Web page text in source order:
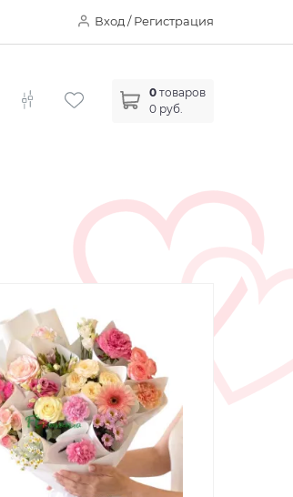
Вход / Регистрация
0 товаров
0 руб.